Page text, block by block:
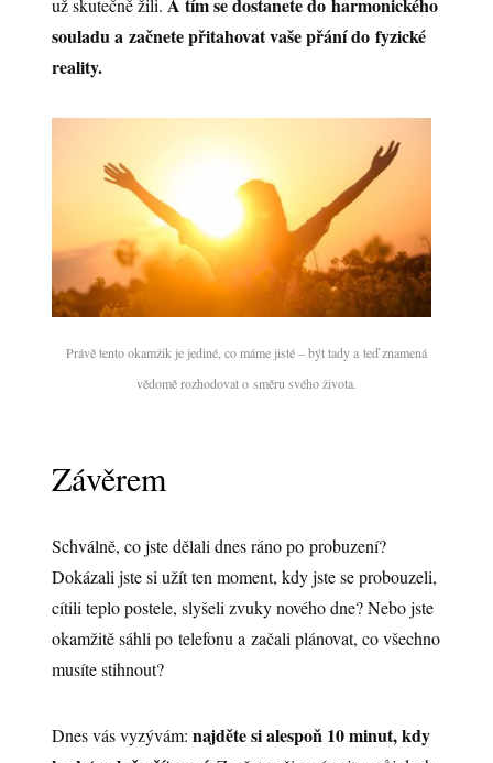
už skutečně žili.A tím se dostanete do harmonického
souladu a začnete přitahovat vaše přání do fyzické
reality.
Právě tento okamžik je jediné, co máme jisté – být tady a teď znamená
vědomě rozhodovat o směru svého života.
Závěrem
Schválně, co jste dělali dnes ráno po probuzení?
Dokázali jste si užít ten moment, kdy jste se probouzeli,
cítili teplo postele, slyšeli zvuky nového dne? Nebo jste
okamžitě sáhli po telefonu a začali plánovat, co všechno
musíte stihnout?
Dnes vás vyzývám:najděte si alespoň 10 minut, kdy